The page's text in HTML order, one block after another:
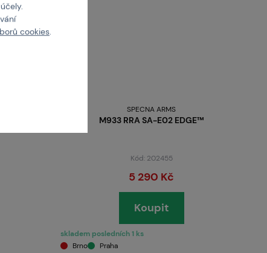
SPECNA ARMS
M933 RRA SA-E02 EDGE™
Kód: 202455
5 290 Kč
Koupit
skladem posledních 1 ks
Brno
Praha
cookies.